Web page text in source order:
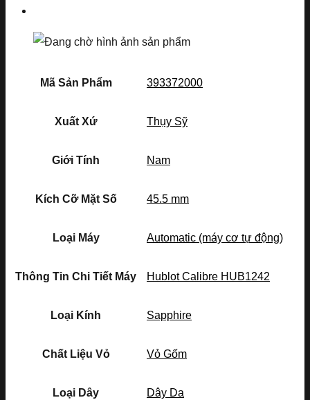
Mã Sản Phẩm 393372000
Xuất Xứ Thụy Sỹ
Giới Tính Nam
Kích Cỡ Mặt Số 45.5 mm
Loại Máy Automatic (máy cơ tự động)
Thông Tin Chi Tiết Máy Hublot Calibre HUB1242
Loại Kính Sapphire
Chất Liệu Vỏ Vỏ Gốm
Loại Dây Dây Da